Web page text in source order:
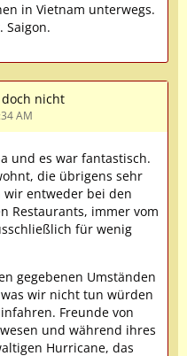
in Vietnam unterwegs.
Saigon.
nicht
AM
und es war fantastisch.
die übrigens sehr
wir entweder bei den
Restaurants, immer vom
für wenig
gegebenen Umständen
wir nicht tun würden
Freunde von
und während ihres
Hurricane, das